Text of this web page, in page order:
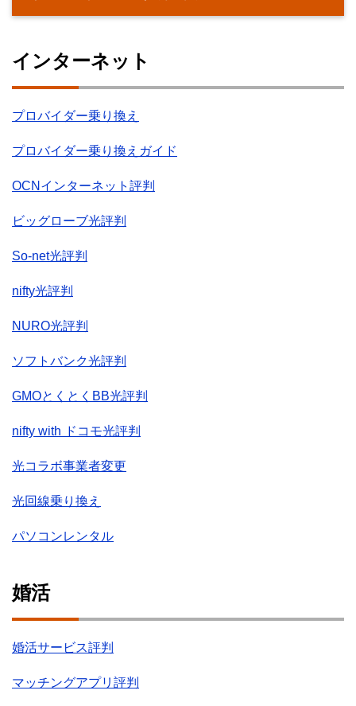
インターネット
プロバイダー乗り換え
プロバイダー乗り換えガイド
OCNインターネット評判
ビッグローブ光評判
So-net光評判
nifty光評判
NURO光評判
ソフトバンク光評判
GMOとくとくBB光評判
nifty with ドコモ光評判
光コラボ事業者変更
光回線乗り換え
パソコンレンタル
婚活
婚活サービス評判
マッチングアプリ評判